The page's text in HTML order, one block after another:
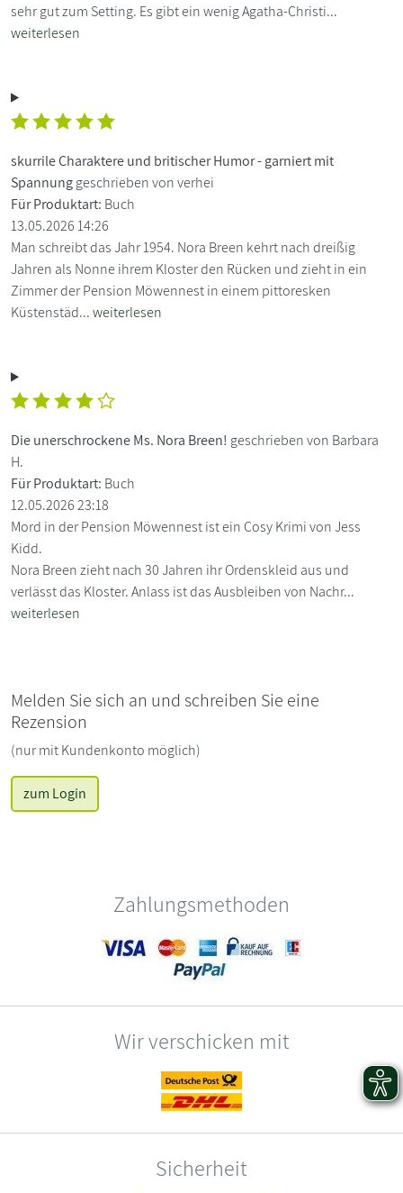
sehr gut zum Setting. Es gibt ein wenig Agatha-Christi...
weiterlesen
skurrile Charaktere und britischer Humor - garniert mit
Spannunggeschrieben von verhei
Für Produktart: Buch
13.05.2026 14:26
Man schreibt das Jahr 1954. Nora Breen kehrt nach dreißig
Jahren als Nonne ihrem Kloster den Rücken und zieht in ein
Zimmer der Pension Möwennest in einem pittoresken
Küstenstäd...weiterlesen
Die unerschrockene Ms. Nora Breen! geschrieben von Barbara
H.
Für Produktart: Buch
12.05.2026 23:18
Mord in der Pension Möwennest ist ein Cosy Krimi von Jess
Kidd.
Nora Breen zieht nach 30 Jahren ihr Ordenskleid aus und
verlässt das Kloster. Anlass ist das Ausbleiben von Nachr...
weiterlesen
Melden Sie sich an und schreiben Sie eine
Rezension
(nur mit Kundenkonto möglich)
zum Login
Zahlungsmethoden
Wir verschicken mit
Sicherheit